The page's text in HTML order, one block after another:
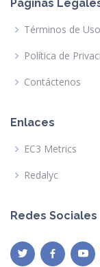
Páginas
Términos de
Política de
Contáctenos
Enlaces
EC3 Metrics
Redalyc
Redes Sociales